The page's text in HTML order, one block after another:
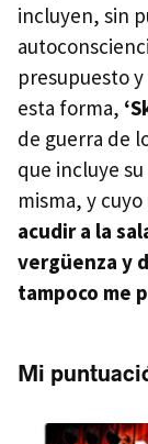
incluyen, sin
presupuesto
esta forma,
de guerra de
que incluye
misma, y
acudir a la
vergüenza y
tampoco me
Mi